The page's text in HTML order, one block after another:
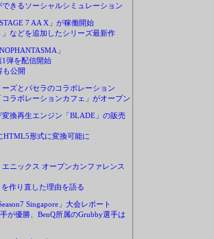
きるソーシャルシミュレーション
7 AA X」が稼働開始
」などを追加したシリーズ最新作
」
1弾を配信開始
も公開
ーズとパセラのコラボレーション
コラボレーションカフェ」がオープン
変換再生エンジン「BLADE」の販売
HTML5形式に変換可能に
ニックス オープンカンファレンス
作り直した理由を語る
Singapore」大会レポート
が優勝、BenQ所属のGrubby選手は